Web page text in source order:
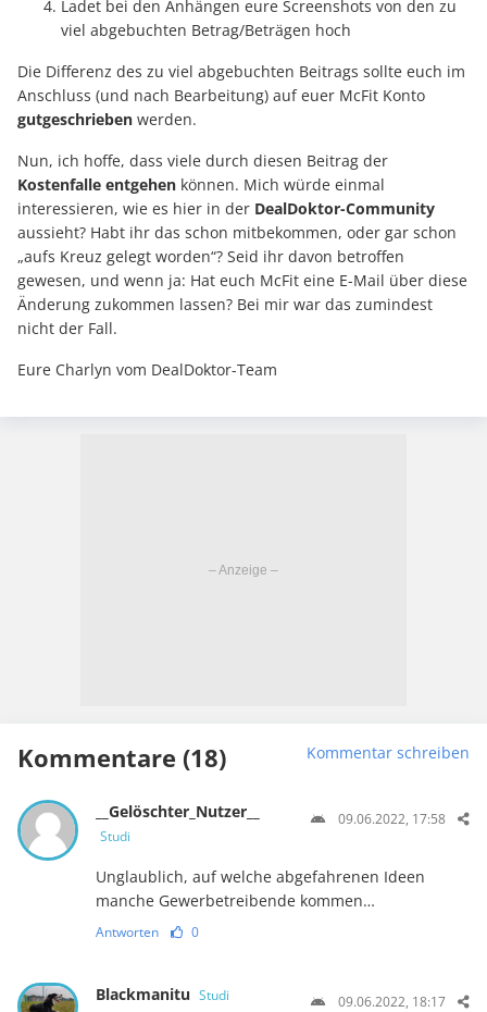
Ladet bei den Anhängen eure Screenshots von den zu
viel abgebuchten Betrag/Beträgen hoch
Die Differenz des zu viel abgebuchten Beitrags sollte euch im
Anschluss (und nach Bearbeitung) auf euer McFit Konto
gutgeschrieben werden.
Nun, ich hoffe, dass viele durch diesen Beitrag der
Kostenfalle entgehen können. Mich würde einmal
interessieren, wie es hier in der DealDoktor-Community
aussieht? Habt ihr das schon mitbekommen, oder gar schon
„aufs Kreuz gelegt worden“? Seid ihr davon betroffen
gewesen, und wenn ja: Hat euch McFit eine E-Mail über diese
Änderung zukommen lassen? Bei mir war das zumindest
nicht der Fall.
Eure Charlyn vom DealDoktor-Team
Kommentare (18) Kommentar schreiben
__Gelöschter_Nutzer__
Studi
09.06.2022, 17:58
Unglaublich, auf welche abgefahrenen Ideen
manche Gewerbetreibende kommen…
Antworten 0
Blackmanitu Studi 09.06.2022, 18:17